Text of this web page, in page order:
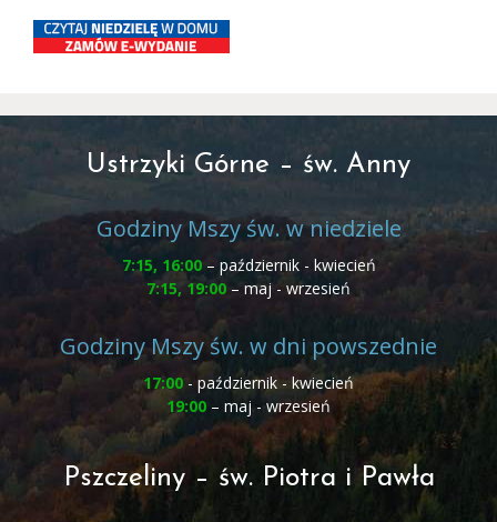
Ustrzyki Górne – św. Anny
Godziny Mszy św. w niedziele
7:15, 16:00– październik - kwiecień
7:15, 19:00 – maj - wrzesień
Godziny Mszy św. w dni powszednie
17:00 - październik - kwiecień
19:00 – maj - wrzesień
Pszczeliny – św. Piotra i Pawła